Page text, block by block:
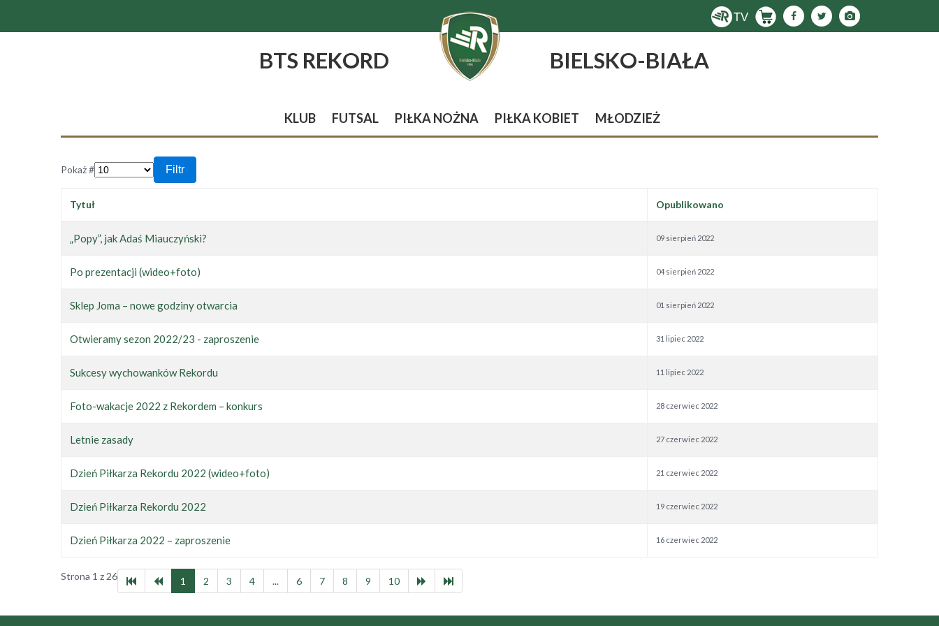
BTS REKORD BIELSKO-BIAŁA
KLUB FUTSAL PIŁKA NOŻNA PIŁKA KOBIET MŁODZIEŻ
Pokaż # Filtr
Tytuł Opublikowano
„Popy”, jak Adaś Miauczyński? 09 sierpień 2022
Po prezentacji (wideo+foto) 04 sierpień 2022
Sklep Joma – nowe godziny otwarcia 01 sierpień 2022
Otwieramy sezon 2022/23 - zaproszenie 31 lipiec 2022
Sukcesy wychowanków Rekordu 11 lipiec 2022
Foto-wakacje 2022 z Rekordem – konkurs 28 czerwiec 2022
Letnie zasady 27 czerwiec 2022
Dzień Piłkarza Rekordu 2022 (wideo+foto) 21 czerwiec 2022
Dzień Piłkarza Rekordu 2022 19 czerwiec 2022
Dzień Piłkarza 2022 – zaproszenie 16 czerwiec 2022
Strona 1 z 26 1 2 3 4 ... 6 7 8 9 10